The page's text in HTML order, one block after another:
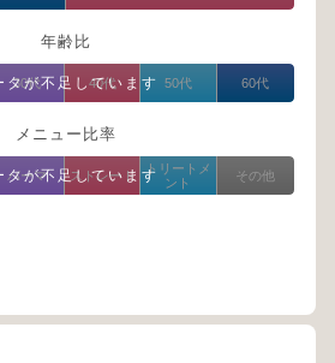
年齢比
タが不足しています
30代 40代 50代 60代
メニュー比率
タが不足しています
パーマ ストレート
トリートメ
ント
その他